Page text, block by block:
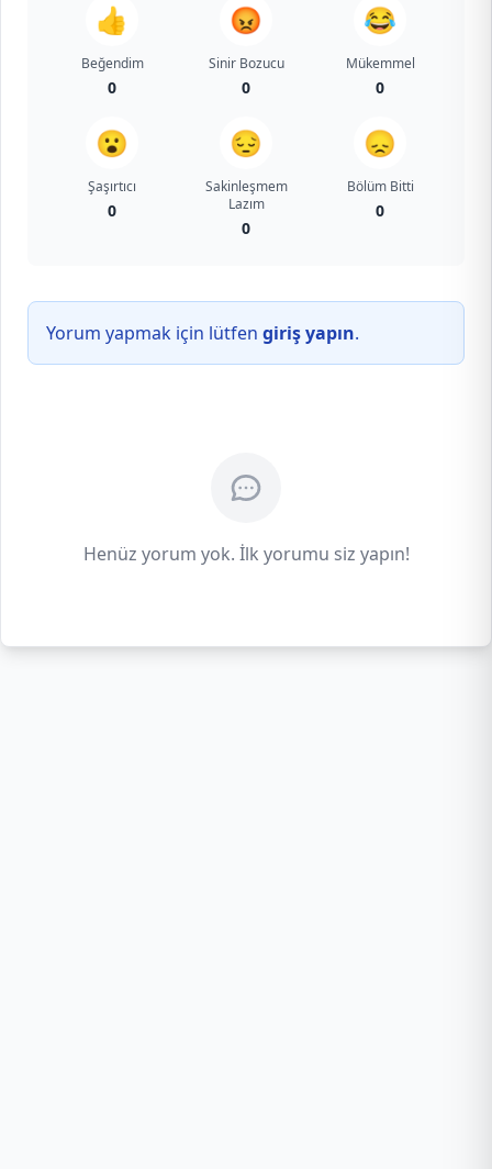
👍
Beğendim
0
😡
Sinir Bozucu
0
😂
Mükemmel
0
😮
Şaşırtıcı
0
😔
Sakinleşmem
Lazım
0
😞
Bölüm Bitti
0
Yorum yapmak için lütfen giriş yapın.
Henüz yorum yok. İlk yorumu siz yapın!